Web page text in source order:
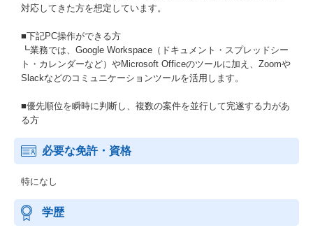
対応してきた方を想定しています。
■下記PC操作ができる方
┗業務では、Google Workspace（ドキュメント・スプレッドシー
ト・カレンダーなど）やMicrosoft Officeのツールに加え、Zoomや
Slackなどのコミュニケーションツールを活用します。
■優先順位を瞬時に判断し、複数の案件を並行して完遂する力があ
る方
必要な免許・資格
特になし
学歴